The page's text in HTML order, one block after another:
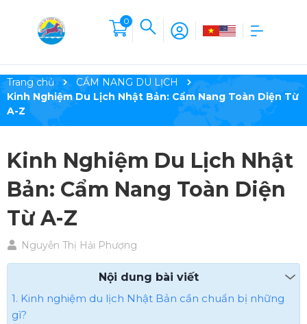
0
Trang chủ
CẨM NANG DU LỊCH
Kinh Nghiệm Du Lịch Nhật Bản: Cẩm Nang Toàn Diện Từ
A-Z​
Kinh Nghiệm Du Lịch Nhật
Bản: Cẩm Nang Toàn Diện
Từ A-Z​
Nguyễn Thị Hải Phượng
Nội dung bài viết
1. Kinh nghiệm du lịch Nhật Bản cần chuẩn bị những
gì?